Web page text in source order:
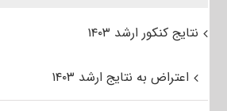
نتایج کنکور ارشد ۱۴۰۳
اعتراض به نتایج ارشد ۱۴۰۳